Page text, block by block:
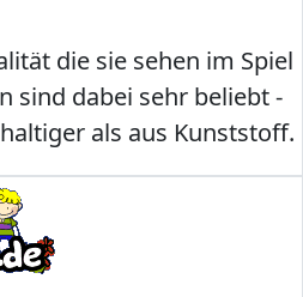
die sie sehen im Spiel
sind dabei sehr beliebt -
als aus Kunststoff.